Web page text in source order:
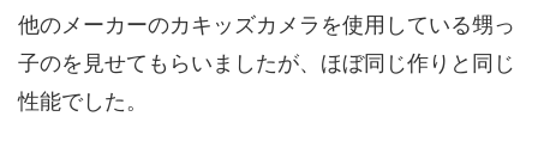
他のメーカーのカキッズカメラを使用している甥っ
子のを見せてもらいましたが、ほぼ同じ作りと同じ
性能でした。